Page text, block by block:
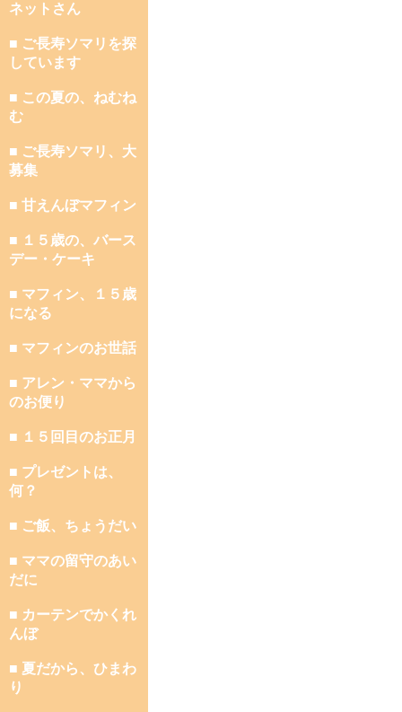
ネットさん
■ ご長寿ソマリを探
しています
■ この夏の、ねむね
む
■ ご長寿ソマリ、大
募集
■ 甘えんぼマフィン
■ １５歳の、バース
デー・ケーキ
■ マフィン、１５歳
になる
■ マフィンのお世話
■ アレン・ママから
のお便り
■ １５回目のお正月
■ プレゼントは、
何？
■ ご飯、ちょうだい
■ ママの留守のあい
だに
■ カーテンでかくれ
んぼ
■ 夏だから、ひまわ
り